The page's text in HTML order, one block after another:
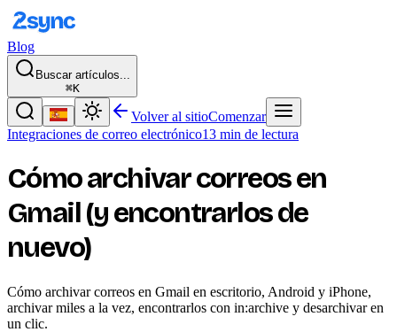
Blog
Buscar artículos...
⌘K
Volver al sitioComenzar
Integraciones de correo electrónico13 min de lectura
Cómo archivar correos en
Gmail (y encontrarlos de
nuevo)
Cómo archivar correos en Gmail en escritorio, Android y iPhone,
archivar miles a la vez, encontrarlos con in:archive y desarchivar en
un clic.